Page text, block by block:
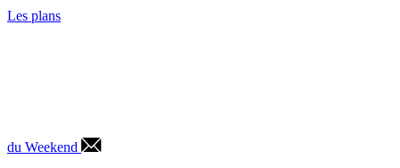
Les plans
du Weekend